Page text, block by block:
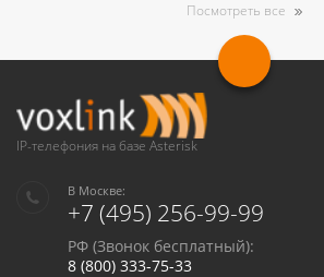
Посмотреть все
IP-телефония на базе Asterisk
В Москве:
+7 (495) 256-99-99
РФ (Звонок бесплатный):
8 (800) 333-75-33